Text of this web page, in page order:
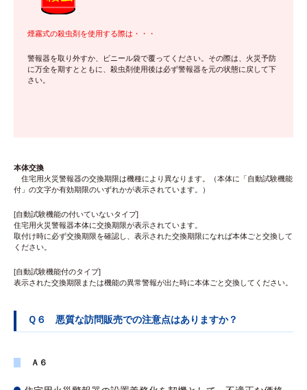
煙霧式の殺虫剤を使用する際は・・・
警報器を取り外すか、ビニール袋で覆ってください。その際は、火災予防
に万全を期すとともに、殺虫剤使用後は必ず警報器を元の状態に戻して下
さい。
本体交換
住宅用火災警報器の交換期限は機種により異なります。（本体に「自動試験機能
付」の文字か有効期限のいずれかが表示されています。）
[自動試験機能の付いていないタイプ]
住宅用火災警報器本体に交換期限が表示されています。
取付け時に必ず交換期限を確認し、表示された交換期限になれば本体ごと交換して
ください。
[自動試験機能付のタイプ]
表示された交換期限または機能の異常警報が出た時に本体ごと交換してください。
Ｑ６ 悪質な訪問販売での注意点はありますか？
Ａ６